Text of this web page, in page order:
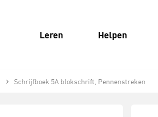
Leren Helpen
Schrijfboek 5A blokschrift, Pennenstreken